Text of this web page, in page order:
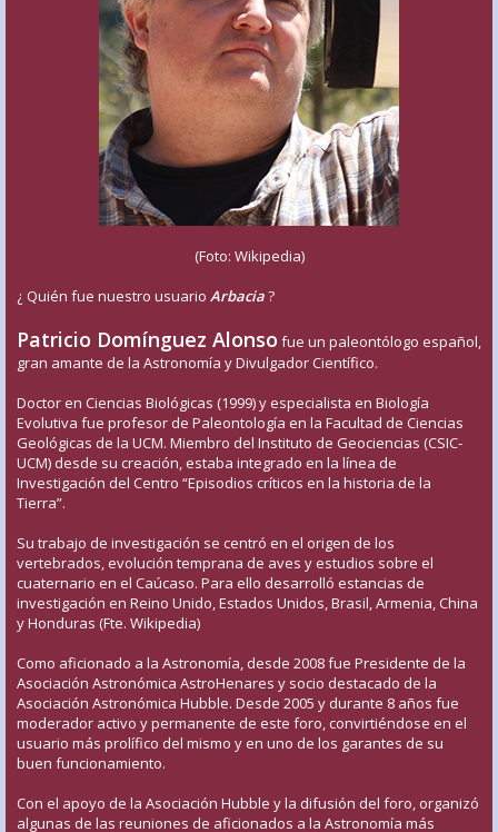
(Foto: Wikipedia)
¿ Quién fue nuestro usuario Arbacia?
Patricio Domínguez Alonso fue un paleontólogo español,
gran amante de la Astronomía y Divulgador Científico.
Doctor en Ciencias Biológicas (1999) y especialista en Biología
Evolutiva fue profesor de Paleontología en la Facultad de Ciencias
Geológicas de la UCM. Miembro del Instituto de Geociencias (CSIC-
UCM) desde su creación, estaba integrado en la línea de
Investigación del Centro “Episodios críticos en la historia de la
Tierra”.
Su trabajo de investigación se centró en el origen de los
vertebrados, evolución temprana de aves y estudios sobre el
cuaternario en el Caúcaso. Para ello desarrolló estancias de
investigación en Reino Unido, Estados Unidos, Brasil, Armenia, China
y Honduras (Fte. Wikipedia)
Como aficionado a la Astronomía, desde 2008 fue Presidente de la
Asociación Astronómica AstroHenares y socio destacado de la
Asociación Astronómica Hubble. Desde 2005 y durante 8 años fue
moderador activo y permanente de este foro, convirtiéndose en el
usuario más prolífico del mismo y en uno de los garantes de su
buen funcionamiento.
Con el apoyo de la Asociación Hubble y la difusión del foro, organizó
algunas de las reuniones de aficionados a la Astronomía más